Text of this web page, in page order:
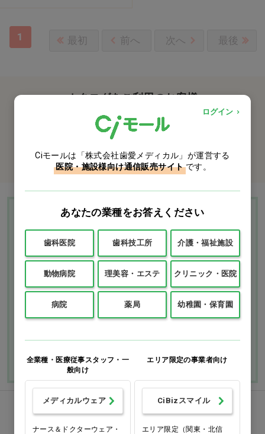
1 最初 前へ 次へ 最後
カタログをご利用のお客様
カタログ請求
商品コード入力でクイックオーダー
Ciモール ウェブ通販のご利用ガイド・ヘル
プ
お支払いについて 送料について
返品・交換につい
修理・保証につい
FAXでのご注文
ログイン
Ciモールは「株式会社歯愛メディカル」が運営する
医院・施設様向け通信販売サイト です。
あなたの業種をお答えください
歯科医院 歯科技工所 介護・福祉施設
動物病院 理美容・エステ クリニック・医院
病院 薬局 幼稚園・保育園
全業種・医療従事スタッフ・一
般向け
メディカルウェア
ナース＆ドクターウェア・
エリア限定の事業者向け
CiBizスマイル
エリア限定（関東・北信